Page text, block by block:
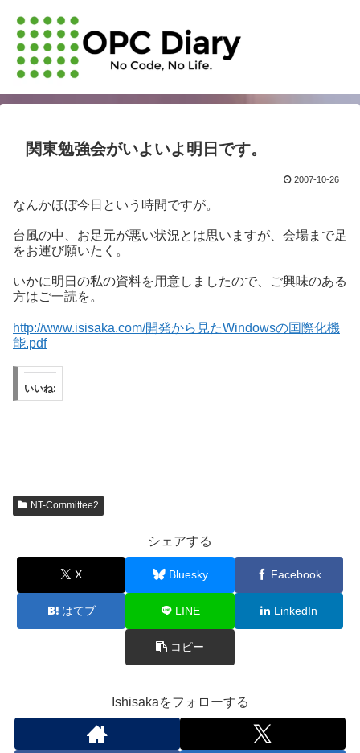
関東勉強会がいよいよ明日です。
2007-10-26
なんかほぼ今日という時間ですが。
台風の中、お足元が悪い状況とは思いますが、会場まで足
をお運び願いたく。
いかに明日の私の資料を用意しましたので、ご興味のある
方はご一読を。
http://www.isisaka.com/開発から見たWindowsの国際化機
能.pdf
いいね:
NT-Committee2
シェアする
X Bluesky Facebook
はてブ LINE LinkedIn
コピー
Ishisakaをフォローする